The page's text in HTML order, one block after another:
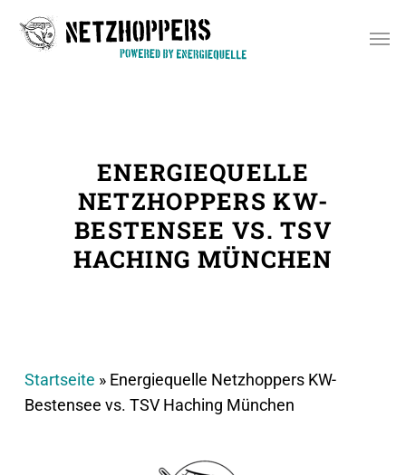
ENERGIEQUELLE
NETZHOPPERS KW-
BESTENSEE VS. TSV
HACHING MÜNCHEN
Startseite » Energiequelle Netzhoppers KW-
Bestensee vs. TSV Haching München